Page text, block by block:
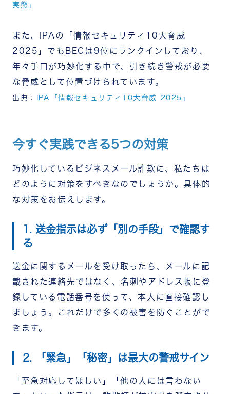
実態」
また、IPAの「情報セキュリティ10大脅威
2025」でもBECは9位にランクインしており、
年々手口が巧妙化する中で、引き続き警戒が必要
な脅威として位置づけられています。
出典： IPA「情報セキュリティ10大脅威 2025」
今すぐ実践できる5つの対策
巧妙化しているビジネスメール詐欺に、私たちは
どのように対策をすべきなのでしょうか。具体的
な対策をお伝えします。
1. 送金指示は必ず「別の手段」で確認す
る
送金に関するメールを受け取ったら、メールに記
載された連絡先ではなく、名刺やアドレス帳に登
録している電話番号を使って、本人に直接確認し
ましょう。これだけで多くの被害を防ぐことがで
きます。
2. 「緊急」「秘密」は最大の警戒サイン
「至急対応してほしい」「他の人には言わない